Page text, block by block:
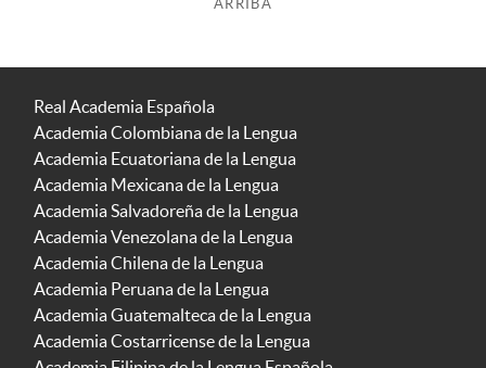
ARRIBA
Real Academia Española
Academia Colombiana de la Lengua
Academia Ecuatoriana de la Lengua
Academia Mexicana de la Lengua
Academia Salvadoreña de la Lengua
Academia Venezolana de la Lengua
Academia Chilena de la Lengua
Academia Peruana de la Lengua
Academia Guatemalteca de la Lengua
Academia Costarricense de la Lengua